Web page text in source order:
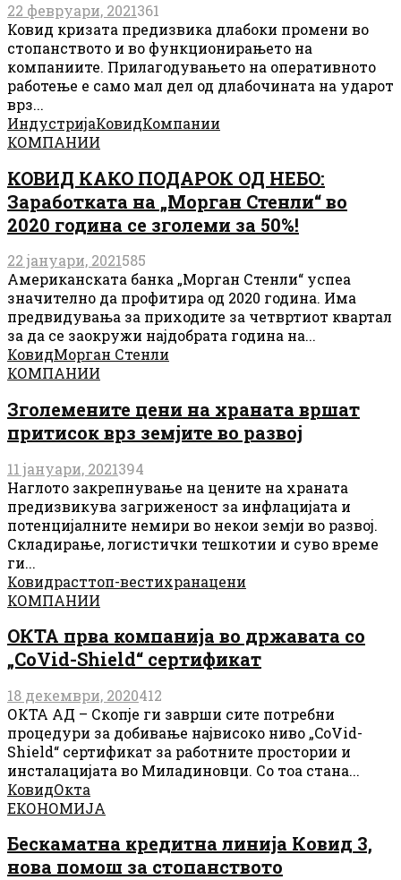
22 февруари, 2021361
Ковид кризата предизвика длабоки промени во
стопанството и во функционирањето на
компаниите. Прилагодувањето на оперативното
работење е само мал дел од длабочината на ударот
врз...
ИндустријаКовидКомпании
КОМПАНИИ
КОВИД КАКО ПОДАРОК ​​ОД НЕБО:
Заработката на „Морган Стенли“ во
2020 година се зголеми за 50%!
22 јануари, 2021585
Американската банка „Морган Стенли“ успеа
значително да профитира од 2020 година. Има
предвидувања за приходите за четвртиот квартал
за да се заокружи најдобрата година на...
КовидМорган Стенли
КОМПАНИИ
Зголемените цени на храната вршат
притисок врз земјите во развој
11 јануари, 2021394
Наглото закрепнување на цените на храната
предизвикува загриженост за инфлацијата и
потенцијалните немири во некои земји во развој.
Складирање, логистички тешкотии и суво време
ги...
Ковидрасттоп-вестихранацени
КОМПАНИИ
ОКТА прва компанија во државата со
„CoVid-Shield“ сертификат
18 декември, 2020412
ОКТА АД – Скопје ги заврши сите потребни
процедури за добивање највисоко ниво „CoVid-
Shield“ сертификат за работните простории и
инсталацијата во Миладиновци. Со тоа стана...
КовидОкта
ЕКОНОМИЈА
Бескаматна кредитна линија Ковид 3,
нова помош за стопанството